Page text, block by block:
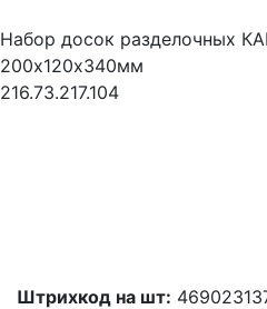
Набор досок разделочных
200х120х340мм
216.73.217.104
Штрихкод на шт: